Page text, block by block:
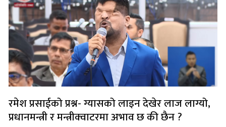
रमेश प्रसाईको प्रश्न- ग्यासको लाइन देखेर लाज लाग्यो,
प्रधानमन्त्री र मन्त्रीक्वाटरमा अभाव छ की छैन ?